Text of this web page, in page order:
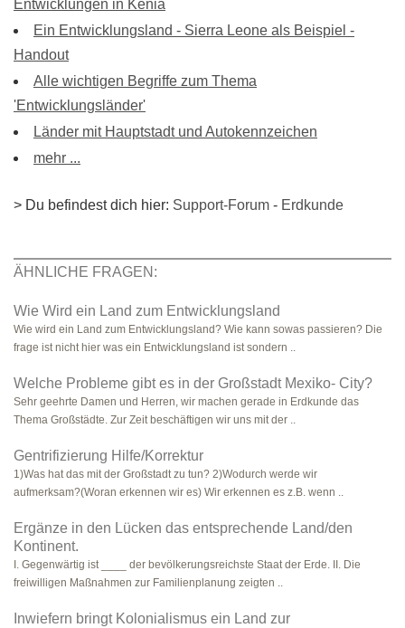
Entwicklungen in Kenia
Ein Entwicklungsland - Sierra Leone als Beispiel -
Handout
Alle wichtigen Begriffe zum Thema
'Entwicklungsländer'
Länder mit Hauptstadt und Autokennzeichen
mehr ...
> Du befindest dich hier: Support-Forum - Erdkunde
ÄHNLICHE FRAGEN:
Wie Wird ein Land zum Entwicklungsland
Wie wird ein Land zum Entwicklungsland? Wie kann sowas passieren? Die
frage ist nicht hier was ein Entwicklungsland ist sondern ..
Welche Probleme gibt es in der Großstadt Mexiko- City?
Sehr geehrte Damen und Herren, wir machen gerade in Erdkunde das
Thema Großstädte. Zur Zeit beschäftigen wir uns mit der ..
Gentrifizierung Hilfe/Korrektur
1)Was hat das mit der Großstadt zu tun? 2)Wodurch werde wir
aufmerksam?(Woran erkennen wir es) Wir erkennen es z.B. wenn ..
Ergänze in den Lücken das entsprechende Land/den
Kontinent.
I. Gegenwärtig ist ____ der bevölkerungsreichste Staat der Erde. II. Die
freiwilligen Maßnahmen zur Familienplanung zeigten ..
Inwiefern bringt Kolonialismus ein Land zur